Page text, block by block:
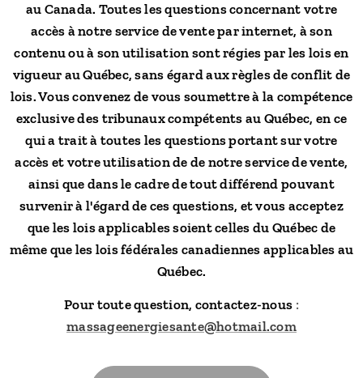
au Canada. Toutes les questions concernant votre
accès à notre service de vente par internet, à son
contenu ou à son utilisation sont régies par les lois en
vigueur au Québec, sans égard aux règles de conflit de
lois. Vous convenez de vous soumettre à la compétence
exclusive des tribunaux compétents au Québec, en ce
qui a trait à toutes les questions portant sur votre
accès et votre utilisation de de notre service de vente,
ainsi que dans le cadre de tout différend pouvant
survenir à l'égard de ces questions, et vous acceptez
que les lois applicables soient celles du Québec de
même que les lois fédérales canadiennes applicables au
Québec.
Pour toute question, contactez-nous :
massageenergiesante@hotmail.com